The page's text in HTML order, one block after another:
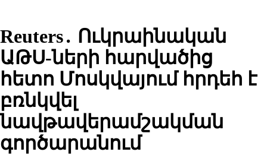
Reuters․ Ուկրաինական
ԱԹՍ-ների հարվածից
հետո Մոսկվայում հրդեհ է
բռնկվել
նավթավերամշակման
գործարանում